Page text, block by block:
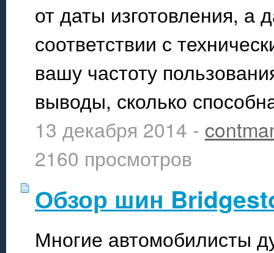
от даты изготовления, а
соответствии с
вашу частоту
выводы, сколько
13 декабря 2014 -
2160 просмотров
Обзор шин
Многие автомобилисты